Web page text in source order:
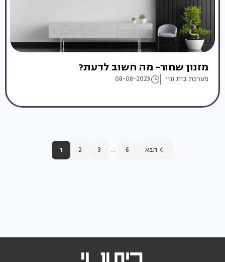
מזנון שחור- מה חשוב לדעת?
מערכת בית ונוי 08-08-2023
1 2 3 ... 6 הבא